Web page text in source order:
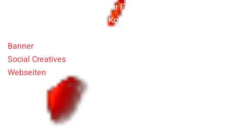
Markenstrategie-Workshop zur Findung einer
Unternehmensidentität und Konzeption des CI
Banner
Social Creatives
Webseiten